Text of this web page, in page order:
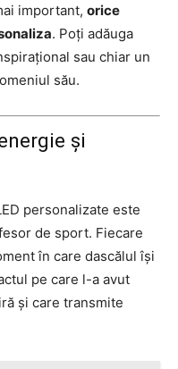
important, orice
. Poți adăuga
sau chiar un
său.
și
personalizate este
de sport. Fiecare
în care dascălul își
pe care l-a avut
și care transmite